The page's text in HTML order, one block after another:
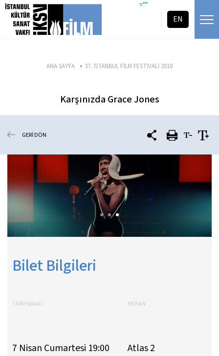
icerigi atla =""
EN
ANA SAYFA 37. İSTANBUL FİLM FESTİVALİ 2018
Karşınızda Grace Jones
GERİ DÖN
Bilet Bilgileri
TARİH&SAAT MEKAN
7 Nisan Cumartesi 19:00 Atlas 2